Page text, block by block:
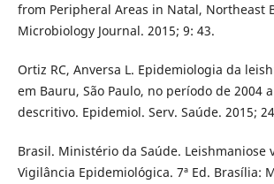
from Peripheral Areas in Natal, Northeast
Microbiology Journal. 2015; 9: 43.
Ortiz RC, Anversa L. Epidemiologia da
em Bauru, São Paulo, no período de 2004
descritivo. Epidemiol. Serv. Saúde. 2015;
Brasil. Ministério da Saúde. Leishmaniose
Vigilância Epidemiológica. 7ª Ed. Brasília: